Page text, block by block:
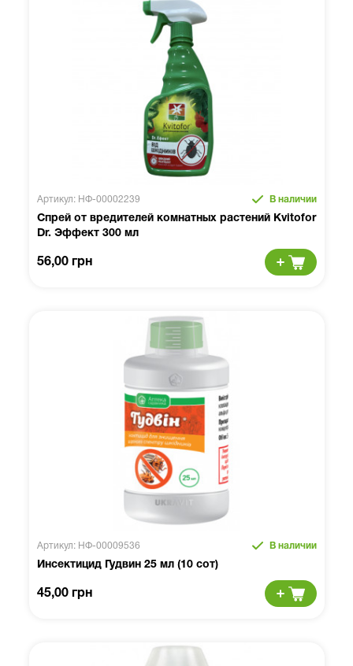
Артикул: НФ-00002239 В наличии
Спрей от вредителей комнатных растений Kvitofor
Dr. Эффект 300 мл
56,00 грн
Артикул: НФ-00009536 В наличии
Инсектицид Гудвин 25 мл (10 сот)
45,00 грн